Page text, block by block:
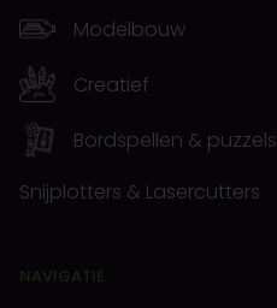
Modelbouw
Creatief
Bordspellen & puzzels
Snijplotters & Lasercutters
NAVIGATIE